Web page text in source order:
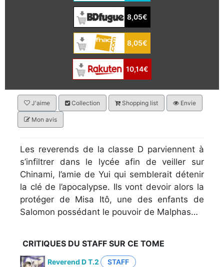
8,05€
8,05€
10,14€
J'aime Collection Shopping list Envie
Mon avis
Les reverends de la classe D parviennent à
s’infiltrer dans le lycée afin de veiller sur
Chinami, l’amie de Yui qui semblerait détenir
la clé de l’apocalypse. Ils vont devoir alors la
protéger de Misa Itô, une des enfants de
Salomon possédant le pouvoir de Malphas…
CRITIQUES DU STAFF SUR CE TOME
Reverend D T.2
STAFF